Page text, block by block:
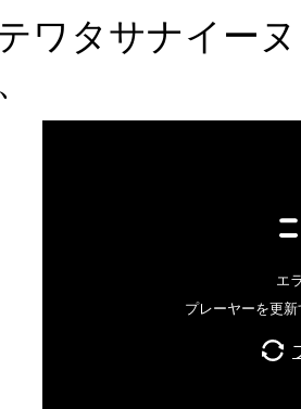
ワタサナイー